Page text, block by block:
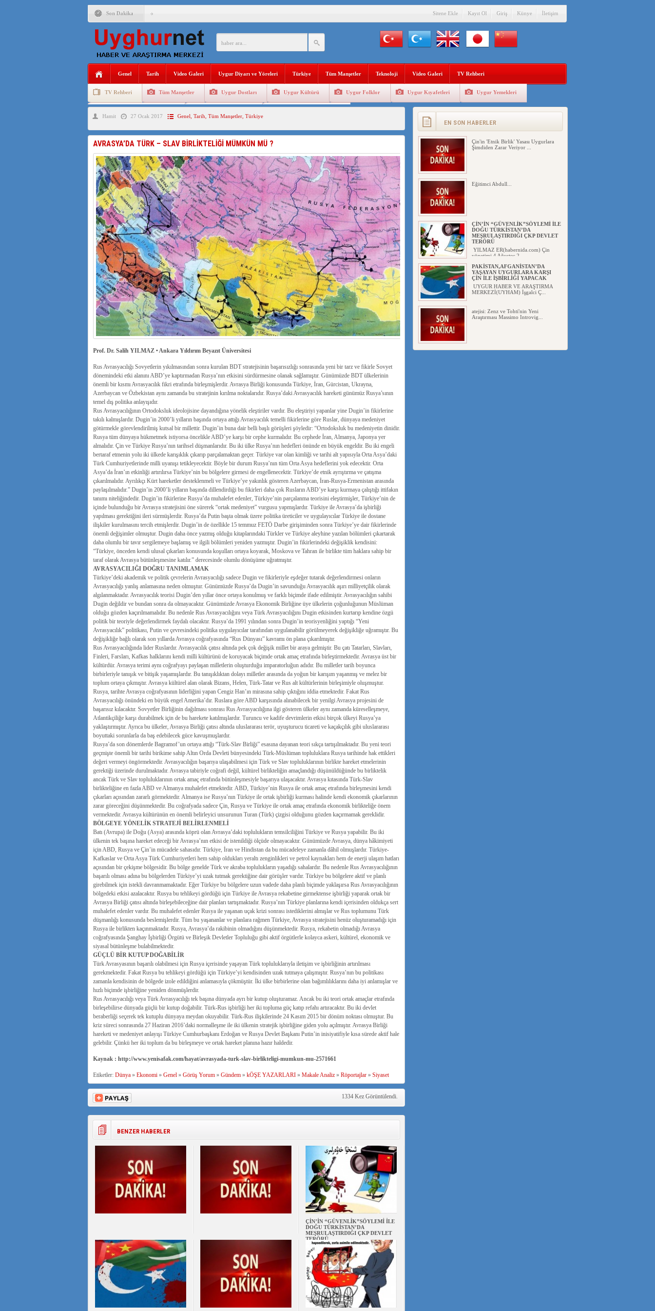
Son Dakika
ÇİN’İN “GÜVENLİK”SÖYLEMİ İLE DOĞU TÜRKİSTAN’DA MEŞRULAŞTIRDIĞI ÇKP DEVLET TERÖRÜ
PAKİSTAN,AFGANİSTAN’DA YAŞAYAN UYGURLARA KARŞI ÇİN İLE İŞBİRLİĞİ YAPACAK
ÇİN’İN DOĞU TÜRKİSTAN’DAKİ UYGULAMALARI SİSTEMATİK POSTMODERN BİR SOYKIRIMDIR!
DİYANET AKADEMİSİ BAŞKANI DOÇ.DR.KAAN : DOĞU TÜRKİSTAN BİZİM KIRMIZI ÇİZGİMİZDİR!”
ÇİN’İN UYGUR POLİTİKALARINI ÖVEN DİYANET AKADEMİSİ BAŞKANI’NA TEPKİLER SÜRÜYOR
Sitene Ekle Kayıt Ol Giriş Künye İletişim
Genel Tarih Video Galeri Uygur Diyarı ve Yöreleri Türkiye Tüm Manşetler Teknoloji Video Galeri TV Rehberi
TV Rehberi Tüm Manşetler Uygur Dostları Uygur Kültürü Uygur Folklor Uygur Kıyafetleri Uygur Yemekleri
Uygurlarda Düğün ve Cenaze
Hamit 27 Ocak 2017 Genel Tarih Tüm Manşetler, Türkiye
AVRASYA’DA TÜRK – SLAV BİRLİKTELİĞİ MÜMKÜN MÜ ?
Prof. Dr. Salih YILMAZ • Ankara Yıldırım Beyazıt Üniversitesi
Rus Avrasyacılığı Sovyetlerin yıkılmasından sonra kurulan BDT stratejisinin başarısızlığı sonrasında yeni bir tarz ve fikirle Sovyet
dönemindeki etki alanını ABD’ye kaptırmadan Rusya’nın etkisini sürdürmesine olanak sağlamıştır. Günümüzde BDT ülkelerinin
önemli bir kısmı Avrasyacılık fikri etrafında birleşmişlerdir. Avrasya Birliği konusunda Türkiye, İran, Gürcistan, Ukrayna,
Azerbaycan ve Özbekistan aynı zamanda bu stratejinin kırılma noktalarıdır. Rusya’daki Avrasyacılık hareketi günümüz Rusya’sının
temel dış politika anlayışıdır.
Rus Avrasyacılığının Ortodoksluk ideolojisine dayandığına yönelik eleştiriler vardır. Bu eleştiriyi yapanlar yine Dugin’in fikirlerine
takılı kalmışlardır. Dugin’in 2000’li yılların başında ortaya attığı Avrasyacılık temelli fikirlerine göre Ruslar, dünyaya medeniyet
götürmekle görevlendirilmiş kutsal bir millettir. Dugin’in buna dair belli başlı görüşleri şöyledir: “Ortodoksluk bu medeniyetin dinidir.
Rusya tüm dünyaya hükmetmek istiyorsa öncelikle ABD’ye karşı bir cephe kurmalıdır. Bu cephede İran, Almanya, Japonya yer
almalıdır. Çin ve Türkiye Rusya’nın tarihsel düşmanlarıdır. Bu iki ülke Rusya’nın hedefleri önünde en büyük engeldir. Bu iki engeli
bertaraf etmenin yolu iki ülkede karışıklık çıkarıp parçalamaktan geçer. Türkiye var olan kimliği ve tarihi alt yapısıyla Orta Asya’daki
Türk Cumhuriyetlerinde milli uyanışı tetikleyecektir. Böyle bir durum Rusya’nın tüm Orta Asya hedeflerini yok edecektir. Orta
Asya’da İran’ın etkinliği artırılırsa Türkiye’nin bu bölgelere girmesi de engellenecektir. Türkiye’de etnik ayrıştırma ve çatışma
çıkarılmalıdır. Ayrılıkçı Kürt hareketler desteklenmeli ve Türkiye’ye yakınlık gösteren Azerbaycan, İran-Rusya-Ermenistan arasında
paylaşılmalıdır.” Dugin’in 2000’li yılların başında dillendirdiği bu fikirleri daha çok Rusların ABD’ye karşı kurmaya çalıştığı ittifakın
tanımı niteliğindedir. Dugin’in fikirlerine Rusya’da muhalefet edenler, Türkiye’nin parçalanma teorisini eleştirmişler, Türkiye’nin de
içinde bulunduğu bir Avrasya stratejisini öne sürerek “ortak medeniyet” vurgusu yapmışlardır. Türkiye ile Avrasya’da işbirliği
yapılması gerektiğini ileri sürmüşlerdir. Rusya’da Putin başta olmak üzere politika üreticiler ve uygulayıcılar Türkiye ile dostane
ilişkiler kurulmasını tercih etmişlerdir. Dugin’in de özellikle 15 temmuz FETÖ Darbe girişiminden sonra Türkiye’ye dair fikirlerinde
önemli değişimler olmuştur. Dugin daha önce yazmış olduğu kitaplarındaki Türkler ve Türkiye aleyhine yazılan bölümleri çıkartarak
daha olumlu bir tavır sergilemeye başlamış ve ilgili bölümleri yeniden yazmıştır. Dugin’in fikirlerindeki değişiklik kendisini:
“Türkiye, önceden kendi ulusal çıkarları konusunda koşulları ortaya koyarak, Moskova ve Tahran ile birlikte tüm haklara sahip bir
taraf olarak Avrasya bütünleşmesine katılır.” derecesinde olumlu dönüşüme uğratmıştır.
AVRASYACILIĞI DOĞRU TANIMLAMAK
Türkiye’deki akademik ve politik çevrelerin Avrasyacılığı sadece Dugin ve fikirleriyle eşdeğer tutarak değerlendirmesi onların
Avrasyacılığı yanlış anlamasına neden olmuştur. Günümüzde Rusya’da Dugin’in savunduğu Avrasyacılık aşırı milliyetçilik olarak
algılanmaktadır. Avrasyacılık teorisi Dugin’den yıllar önce ortaya konulmuş ve farklı biçimde ifade edilmiştir. Avrasyacılığın sahibi
Dugin değildir ve bundan sonra da olmayacaktır. Günümüzde Avrasya Ekonomik Birliğine üye ülkelerin çoğunluğunun Müslüman
olduğu gözden kaçırılmamalıdır. Bu nedenle Rus Avrasyacılığını veya Türk Avrasyacılığını Dugin etkisinden kurtarıp kendine özgü
politik bir teoriyle değerlendirmek faydalı olacaktır. Rusya’da 1991 yılından sonra Dugin’in teorisyenliğini yaptığı “Yeni
Avrasyacılık” politikası, Putin ve çevresindeki politika uygulayıcılar tarafından uygulanabilir görülmeyerek değişikliğe uğramıştır. Bu
değişikliğe bağlı olarak son yıllarda Avrasya coğrafyasında “Rus Dünyası” kavramı ön plana çıkarılmıştır.
Rus Avrasyacılığında lider Ruslardır. Avrasyacılık çatısı altında pek çok değişik millet bir araya gelmiştir. Bu çatı Tatarları, Slavları,
Finleri, Farsları, Kafkas halklarını kendi milli kültürünü de koruyacak biçimde ortak amaç etrafında birleştirmektedir. Avrasya üst bir
kültürdür. Avrasya terimi aynı coğrafyayı paylaşan milletlerin oluşturduğu imparatorluğun adıdır. Bu milletler tarih boyunca
birbirleriyle tanışık ve bitişik yaşamışlardır. Bu tanışıklıktan dolayı milletler arasında da yoğun bir karışım yaşanmış ve melez bir
toplum ortaya çıkmıştır. Avrasya kültürel alan olarak Bizans, Helen, Türk-Tatar ve Rus alt kültürlerinin birleşimiyle oluşmuştur.
Rusya, tarihte Avrasya coğrafyasının liderliğini yapan Cengiz Han’ın mirasına sahip çıktığını iddia etmektedir. Fakat Rus
Avrasyacılığı önündeki en büyük engel Amerika’dır. Ruslara göre ABD karşısında alınabilecek bir yenilgi Avrasya projesini de
başarısız kılacaktır. Sovyetler Birliğinin dağılması sonrası Rus Avrasyacılığına ilgi gösteren ülkeler aynı zamanda küreselleşmeye,
Atlantikçiliğe karşı durabilmek için de bu harekete katılmışlardır. Turuncu ve kadife devrimlerin etkisi birçok ülkeyi Rusya’ya
yaklaştırmıştır. Ayrıca bu ülkeler, Avrasya Birliği çatısı altında uluslararası terör, uyuşturucu ticareti ve kaçakçılık gibi uluslararası
boyuttaki sorunlarla da baş edebilecek güce kavuşmuşlardır.
Rusya’da son dönemlerde Bagramof’un ortaya attığı “Türk-Slav Birliği” esasına dayanan teori sıkça tartışılmaktadır. Bu yeni teori
geçmişte önemli bir tarihi birikime sahip Altın Orda Devleti bünyesindeki Türk-Müslüman topluluklara Rusya tarihinde hak ettikleri
değeri vermeyi öngörmektedir. Avrasyacılığın başarıya ulaşabilmesi için Türk ve Slav topluluklarının birlikte hareket etmelerinin
gerektiği üzerinde durulmaktadır. Avrasya tabiriyle coğrafi değil, kültürel birlikteliğin amaçlandığı düşünüldüğünde bu birliktelik
ancak Türk ve Slav topluluklarının ortak amaç etrafında bütünleşmesiyle başarıya ulaşacaktır. Avrasya kıtasında Türk-Slav
birlikteliğine en fazla ABD ve Almanya muhalefet etmektedir. ABD, Türkiye’nin Rusya ile ortak amaç etrafında birleşmesini kendi
çıkarları açısından zararlı görmektedir. Almanya ise Rusya’nın Türkiye ile ortak işbirliği kurması halinde kendi ekonomik çıkarlarının
zarar göreceğini düşünmektedir. Bu coğrafyada sadece Çin, Rusya ve Türkiye ile ortak amaç etrafında ekonomik birlikteliğe önem
vermektedir. Avrasya kültürünün en önemli belirleyici unsurunun Turan (Türk) çizgisi olduğunu gözden kaçırmamak gereklidir.
BÖLGEYE YÖNELİK STRATEJİ BELİRLENMELİ
Batı (Avrupa) ile Doğu (Asya) arasında köprü olan Avrasya’daki toplulukların temsilciliğini Türkiye ve Rusya yapabilir. Bu iki
ülkenin tek başına hareket edeceği bir Avrasya’nın etkisi de istenildiği ölçüde olmayacaktır. Günümüzde Avrasya, dünya hâkimiyeti
için ABD, Rusya ve Çin’in mücadele sahasıdır. Türkiye, İran ve Hindistan da bu mücadeleye zamanla dâhil olmuşlardır. Türkiye-
Kafkaslar ve Orta Asya Türk Cumhuriyetleri hem sahip oldukları yeraltı zenginlikleri ve petrol kaynakları hem de enerji ulaşım hatları
açısından bir çekişme bölgesidir. Bu bölge genelde Türk ve akraba toplulukların yaşadığı sahalardır. Bu nedenle Rus Avrasyacılığının
başarılı olması adına bu bölgelerden Türkiye’yi uzak tutmak gerektiğine dair görüşler vardır. Türkiye bu bölgelere aktif ve planlı
girebilmek için istekli davranmamaktadır. Eğer Türkiye bu bölgelere uzun vadede daha planlı biçimde yaklaşırsa Rus Avrasyacılığının
bölgedeki etkisi azalacaktır. Rusya bu tehlikeyi gördüğü için Türkiye ile Avrasya rekabetine girmektense işbirliği yaparak ortak bir
Avrasya Birliği çatısı altında birleşebileceğine dair planları tartışmaktadır. Rusya’nın Türkiye planlarına kendi içerisinden oldukça sert
muhalefet edenler vardır. Bu muhalefet edenler Rusya ile yaşanan uçak krizi sonrası istediklerini almışlar ve Rus toplumunu Türk
düşmanlığı konusunda beslemişlerdir. Tüm bu yaşananlar ve planlara rağmen Türkiye, Avrasya stratejisini henüz oluşturamadığı için
Rusya ile birlikten kaçınmaktadır. Rusya, Avrasya’da rakibinin olmadığını düşünmektedir. Rusya, rekabetin olmadığı Avrasya
coğrafyasında Şanghay İşbirliği Örgütü ve Birleşik Devletler Topluluğu gibi aktif örgütlerle kolayca askeri, kültürel, ekonomik ve
siyasal bütünleşme bulabilmektedir.
GÜÇLÜ BİR KUTUP DOĞABİLİR
Türk Avrasyasının başarılı olabilmesi için Rusya içerisinde yaşayan Türk topluluklarıyla iletişim ve işbirliğinin artırılması
gerekmektedir. Fakat Rusya bu tehlikeyi gördüğü için Türkiye’yi kendisinden uzak tutmaya çalışmıştır. Rusya’nın bu politikası
zamanla kendisinin de bölgede izole edildiğini anlamasıyla çökmüştür. İki ülke birbirlerine olan bağımlılıklarını daha iyi anlamışlar ve
hızlı biçimde işbirliğine yeniden dönmüşlerdir.
Rus Avrasyacılığı veya Türk Avrasyacılığı tek başına dünyada ayrı bir kutup oluşturamaz. Ancak bu iki teori ortak amaçlar etrafında
birleşebilirse dünyada güçlü bir kutup doğabilir. Türk-Rus işbirliği her iki topluma güç katıp refahı artıracaktır. Bu iki devlet
beraberliği seçerek tek kutuplu dünyaya meydan okuyabilir. Türk-Rus ilişkilerinde 24 Kasım 2015 bir dönüm noktası olmuştur. Bu
kriz süreci sonrasında 27 Haziran 2016’daki normalleşme ile iki ülkenin stratejik işbirliğine giden yolu açılmıştır. Avrasya Birliği
hareketi ve medeniyet anlayışı Türkiye Cumhurbaşkanı Erdoğan ve Rusya Devlet Başkanı Putin’in inisiyatifiyle kısa sürede aktif hale
gelebilir. Çünkü her iki toplum da bu birleşmeye ve ortak hareket planına hazır haldedir.
Kaynak : http://www.yenisafak.com/hayat/avrasyada-turk-slav-birlikteligi-mumkun-mu-2571661
Etiketler: Dünya» Ekonomi» Genel» Görüş Yorum» Gündem» kÖŞE YAZARLARI» Makale Analiz» Röportajlar» Siyaset
1334 Kez Görüntülendi.
BENZER HABERLER
ÇİN’İN “GÜVENLİK”SÖYLEMİ İLE
DOĞU TÜRKİSTAN’DA
MEŞRULAŞTIRDIĞI ÇKP DEVLET
TERÖRÜ
EN SON HABERLER
Çin'in 'Etnik Birlik' Yasası Uygurlara
Şimdiden Zarar Veriyor ...
Eğitimci Abdull...
ÇİN’İN “GÜVENLİK”SÖYLEMİ İLE
DOĞU TÜRKİSTAN’DA
MEŞRULAŞTIRDIĞI ÇKP DEVLET
TERÖRÜ
YILMAZ ER(habernida.com) Çin
yönetimi 4 Ağustos 2...
PAKİSTAN,AFGANİSTAN’DA
YAŞAYAN UYGURLARA KARŞI
ÇİN İLE İŞBİRLİĞİ YAPACAK
UYGUR HABER VE ARAŞTIRMA
MERKEZİ(UYHAM) İşgalci Ç...
atejisi: Zenz ve Tohti'nin Yeni
Araştırması Massimo Introvig...
ANAHTAR PARTİ GENEL